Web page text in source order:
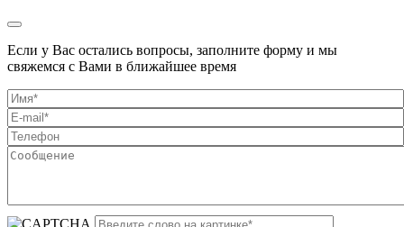
Если у Вас остались вопросы, заполните форму и мы
свяжемся с Вами в ближайшее время